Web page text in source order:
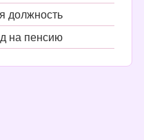
должность
на пенсию